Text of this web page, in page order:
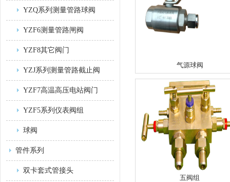
YZQ系列测量管路球阀
YZF6测量管路闸阀
YZF8其它阀门
YZJ系列测量管路截止阀
YZF7高温高压电站阀门
YZF5系列仪表阀组
球阀
管件系列
双卡套式管接头
气源球阀
五阀组